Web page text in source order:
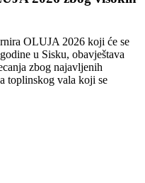
OLUJA 2026 koji će se
u Sisku, obavještava
zbog najavljenih
toplinskog vala koji se